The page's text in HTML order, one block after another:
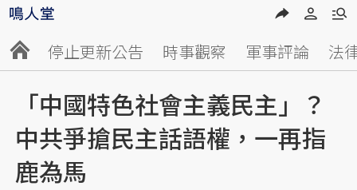
停止更新公告 時事觀察 軍事評論 法
「中國特色社會主義民主」？
中共爭搶民主話語權，一再指
鹿為馬